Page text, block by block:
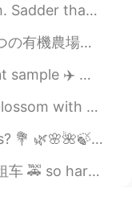
2021.06.07 00:49
で首が強いに
2021.06.07 00:30
Lost ere the kindling of ...
でも、ホストファミリー一緒に共同食事はありませんでし...
is the pre-boarding a...
photos of me with the ...
many different flowers, we als...
to pronounce in English I...